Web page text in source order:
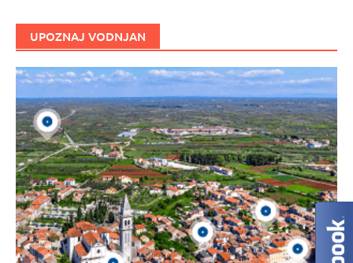
UPOZNAJ VODNJAN